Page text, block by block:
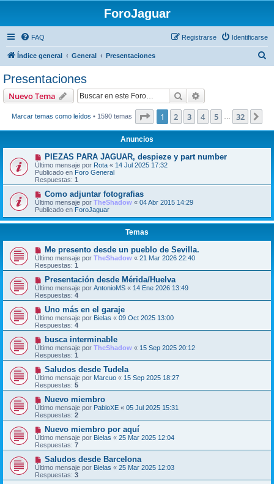
ForoJaguar
FAQ Identificarse
Registrarse
Índice general General Presentaciones
Presentaciones
Nuevo Tema Buscar
Marcar temas como leídos • 1590 temas Página de 32
1 2 3 4 5 32
Anuncios
PIEZAS PARA JAGUAR, despieze y part number
Último mensaje por Rota « 14 Jul 2025 17:32
Publicado en Foro General
Respuestas: 1
Como adjuntar fotografias
Último mensaje por TheShadow « 04 Abr 2015 14:29
Publicado en ForoJaguar
Temas
Me presento desde un pueblo de Sevilla.
Último mensaje por TheShadow « 21 Mar 2026 22:40
Respuestas: 1
Presentación desde Mérida/Huelva
Último mensaje por AntonioMS « 14 Ene 2026 13:49
Respuestas: 4
Uno más en el garaje
Último mensaje por Bielas « 09 Oct 2025 13:00
Respuestas: 4
busca interminable
Último mensaje por TheShadow « 15 Sep 2025 20:12
Respuestas: 1
Saludos desde Tudela
Último mensaje por Marcuo « 15 Sep 2025 18:27
Respuestas: 5
Nuevo miembro
Último mensaje por PabloXE « 05 Jul 2025 15:31
Respuestas: 2
Nuevo miembro por aquí
Último mensaje por Bielas « 25 Mar 2025 12:04
Respuestas: 7
Saludos desde Barcelona
Último mensaje por Bielas « 25 Mar 2025 12:03
Respuestas: 3